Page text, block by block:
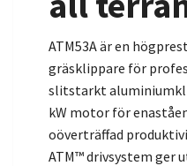
ATM53A är en
gräsklippare för
slitstarkt
kW motor för
oöverträffad
ATM™ drivsystem ger